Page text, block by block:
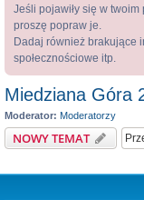
Jeśli pojawiły się w
proszę popraw je.
Dadaj również brakujące
społecznościowe itp.
Miedziana Góra
Moderator: Moderatorzy
NOWY TEMAT